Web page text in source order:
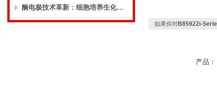
酶电极技术革新：细胞培养生化分析仪实现精准在线监测
如果你对B85922i-
产品：